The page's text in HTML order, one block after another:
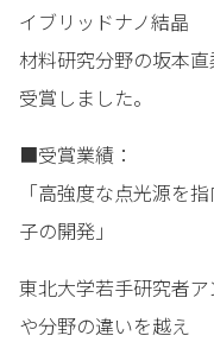
イブリッドナノ結晶
材料研究分野の坂本
受賞しました。
■受賞業績：
「高強度な点光源を
子の開発」
東北大学若手研究者
や分野の違いを越え